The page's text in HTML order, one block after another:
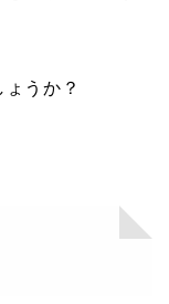
うか？